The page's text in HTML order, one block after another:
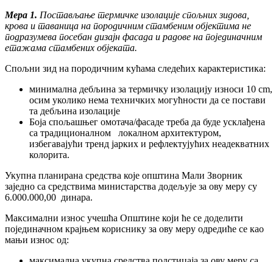
Мера 1. Постављање термичке изолације спољних зидова,
крова и таваница на породичним стамбеним објектима не
подразумева посебан дизајн фасада и радове на појединачним
етажама стамбених објеката.
Спољни зид на породичним кућама следећих карактеристика:
минимална дебљина за термичку изолацију износи 10 cm,
осим уколико нема техничких могућности да се постави
та дебљина изолације
Боја спољашњег омотача/фасаде треба да буде усклађена
са традиционалном локалном архитектуром,
избегавајући тренд јарких и рефлектујућих неадекватних
колорита.
Укупна планирана средства које општина Мали Зворник
заједно са средствима министарства додељује за ову меру су
6.000.000,00 динара.
Максимални износ учешћа Општине који ће се доделити
појединачном крајњем кориснику за ову меру одредиће се као
мањи износ од: